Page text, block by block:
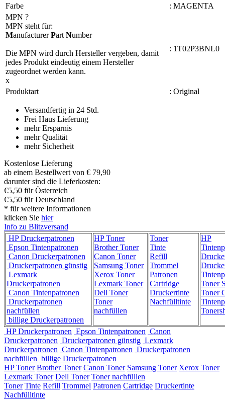
Farbe
: MAGENTA
MPN ?
MPN steht für:
ManufacturerPart Number
Die MPN wird durch Hersteller vergeben, damit
jedes Produkt eindeutig einem Hersteller
zugeordnet werden kann.
x
: 1T02P3BNL0
Produktart : Original
Versandfertig in 24 Std.
Frei Haus Lieferung
mehr Ersparnis
mehr Qualität
mehr Sicherheit
Kostenlose Lieferung
ab einem Bestellwert von € 79,90
darunter sind die Lieferkosten:
€5,50 für Österreich
€5,50 für Deutschland
* für weitere Informationen
klicken Sie hier
Info zu Blitzversand
HP Druckerpatronen
Epson Tintenpatronen
Canon Druckerpatronen
Druckerpatronen günstig
Lexmark
Druckerpatronen
Canon Tintenpatronen
Druckerpatronen
nachfüllen
billige Druckerpatronen
HP Toner
Brother Toner
Canon Toner
Samsung Toner
Xerox Toner
Lexmark Toner
Dell Toner
Toner
nachfüllen
Toner
Tinte
Refill
Trommel
Patronen
Cartridge
Druckertinte
Nachfülltinte
HP
Toner
Toner
HP Druckerpatronen Epson Tintenpatronen Canon
Druckerpatronen Druckerpatronen günstig Lexmark
Druckerpatronen Canon Tintenpatronen Druckerpatronen
nachfüllen billige Druckerpatronen
HP Toner Brother Toner Canon Toner Samsung Toner Xerox Toner
Lexmark Toner Dell Toner Toner nachfüllen
Toner Tinte Refill Trommel Patronen Cartridge Druckertinte
Nachfülltinte